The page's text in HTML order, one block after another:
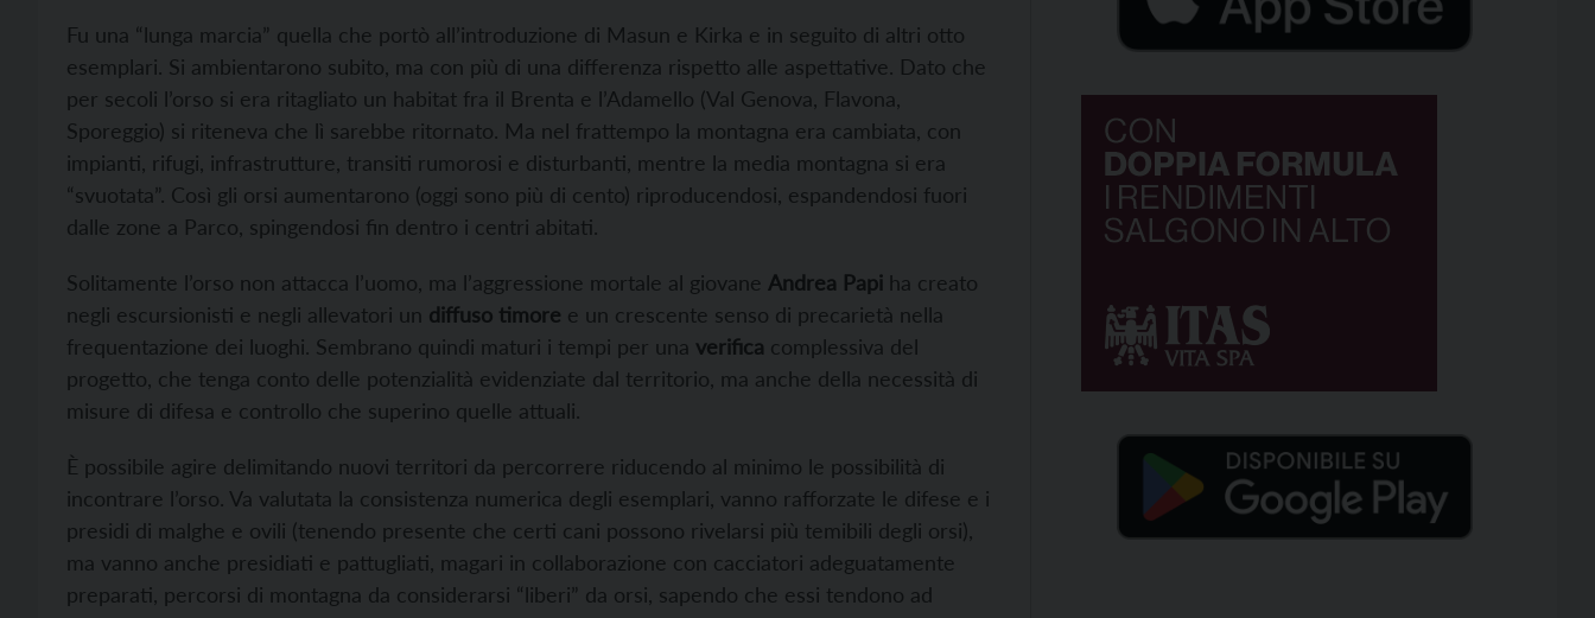
Fu una “lunga marcia” quella che portò all’introduzione di Masun e Kirka e in seguito di altri otto
esemplari. Si ambientarono subito, ma con più di una differenza rispetto alle aspettative. Dato che
per secoli l’orso si era ritagliato un habitat fra il Brenta e l’Adamello (Val Genova, Flavona,
Sporeggio) si riteneva che lì sarebbe ritornato. Ma nel frattempo la montagna era cambiata, con
impianti, rifugi, infrastrutture, transiti rumorosi e disturbanti, mentre la media montagna si era
“svuotata”. Così gli orsi aumentarono (oggi sono più di cento) riproducendosi, espandendosi fuori
dalle zone a Parco, spingendosi fin dentro i centri abitati.
Solitamente l’orso non attacca l’uomo, ma l’aggressione mortale al giovane Andrea Papi ha creato
negli escursionisti e negli allevatori un diffuso timore e un crescente senso di precarietà nella
frequentazione dei luoghi. Sembrano quindi maturi i tempi per una verifica complessiva del
progetto, che tenga conto delle potenzialità evidenziate dal territorio, ma anche della necessità di
misure di difesa e controllo che superino quelle attuali.
È possibile agire delimitando nuovi territori da percorrere riducendo al minimo le possibilità di
incontrare l’orso. Va valutata la consistenza numerica degli esemplari, vanno rafforzate le difese e i
presidi di malghe e ovili (tenendo presente che certi cani possono rivelarsi più temibili degli orsi),
ma vanno anche presidiati e pattugliati, magari in collaborazione con cacciatori adeguatamente
preparati, percorsi di montagna da considerarsi “liberi” da orsi, sapendo che essi tendono ad